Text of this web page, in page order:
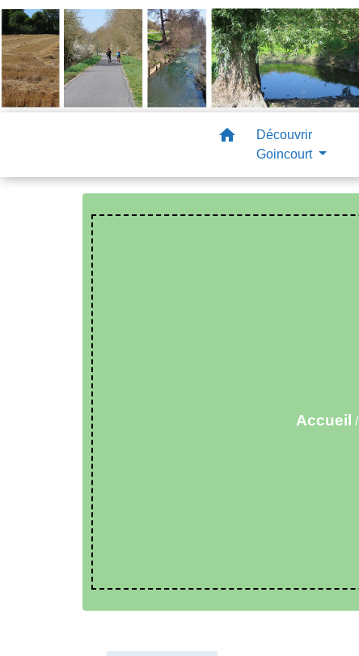
home
Découvrir
Goincourt
Accueil /